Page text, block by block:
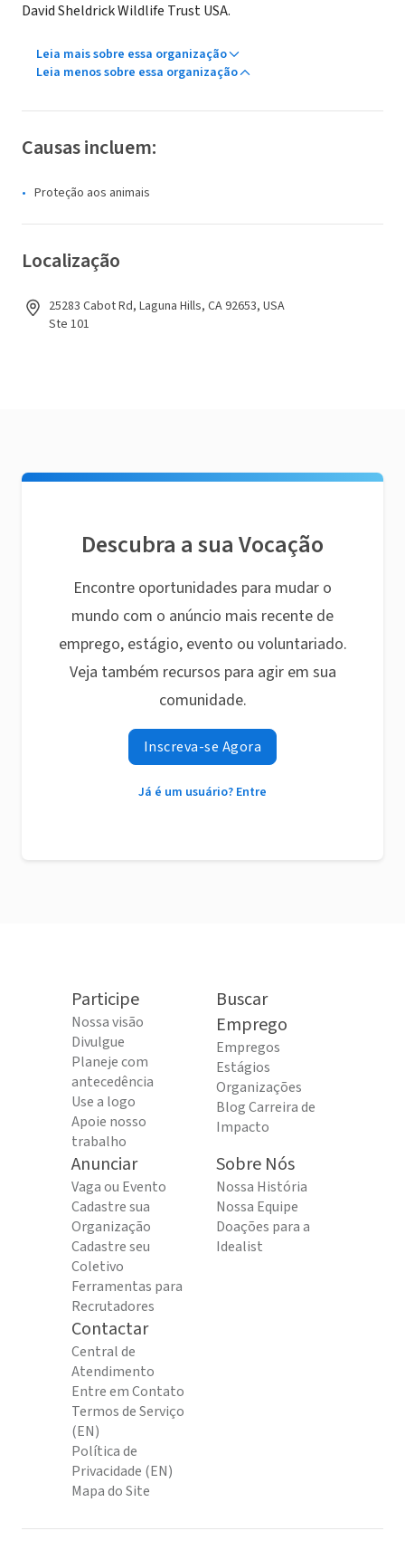
David Sheldrick Wildlife Trust USA.
Leia mais sobre essa organização
Leia menos sobre essa organização
Causas incluem:
Proteção aos animais
Localização
25283 Cabot Rd, Laguna Hills, CA 92653, USA
Ste 101
Descubra a sua Vocação
Encontre oportunidades para mudar o
mundo com o anúncio mais recente de
emprego, estágio, evento ou voluntariado.
Veja também recursos para agir em sua
comunidade.
Inscreva-se Agora
Já é um usuário? Entre
Participe
Nossa visão
Divulgue
Planeje com
antecedência
Use a logo
Apoie nosso
trabalho
Buscar
Emprego
Empregos
Estágios
Organizações
Blog Carreira de
Impacto
Anunciar
Vaga ou Evento
Cadastre sua
Organização
Cadastre seu
Coletivo
Ferramentas para
Recrutadores
Sobre Nós
Nossa História
Nossa Equipe
Doações para a
Idealist
Contactar
Central de
Atendimento
Entre em Contato
Termos de Serviço
(EN)
Política de
Privacidade (EN)
Mapa do Site